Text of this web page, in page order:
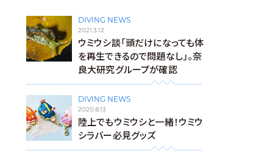
DIVING NEWS
2021.3.12
ウミウシ談「頭だけになっても体
を再生できるので問題なし」。奈
良大研究グループが確認
DIVING NEWS
2020.8.13
陸上でもウミウシと一緒！ウミウ
シラバー必見グッズ